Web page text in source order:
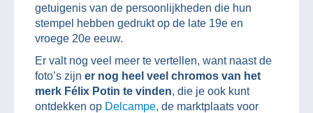
getuigenis van de persoonlijkheden die hun
stempel hebben gedrukt op de late 19e en
vroege 20e eeuw.
Er valt nog veel meer te vertellen, want naast de
foto’s zijn er nog heel veel chromos van het
merk Félix Potin te vinden, die je ook kunt
ontdekken op Delcampe, de marktplaats voor